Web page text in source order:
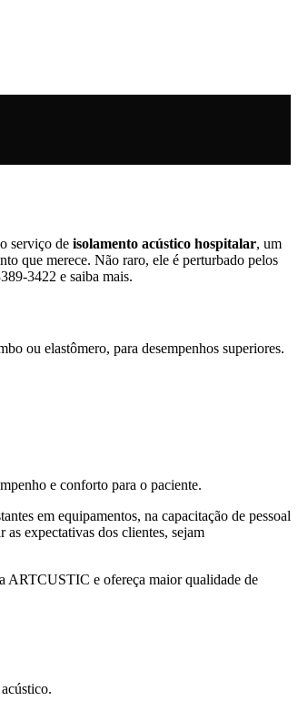
serviço de isolamento acústico hospitalar, um
que merece. Não raro, ele é perturbado pelos
3422 e saiba mais.
ou elastômero, para desempenhos superiores.
e conforto para o paciente.
em equipamentos, na capacitação de pessoal
expectativas dos clientes, sejam
ARTCUSTIC e ofereça maior qualidade de